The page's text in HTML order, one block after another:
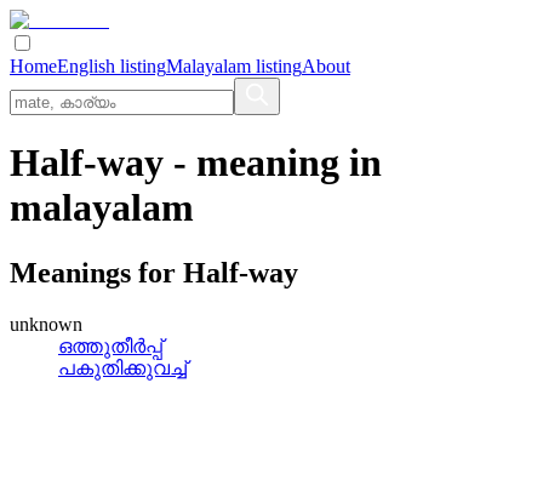
HomeEnglish listingMalayalam listingAbout
Half-way - meaning in
malayalam
Meanings for Half-way
unknown
ഒത്തുതീര്‍പ്പ്
പകുതിക്കുവച്ച്